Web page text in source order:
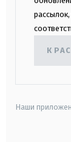
К
Наши